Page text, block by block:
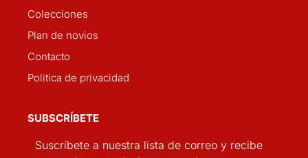
Colecciones
Plan de novios
Contacto
Politica de privacidad
SUBSCRÍBETE
Suscríbete a nuestra lista de correo y recibe